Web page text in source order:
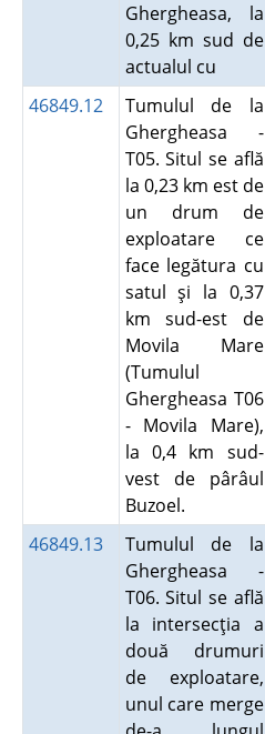
Ghergheasa, la
0,25 km sud de
actualul cu
46849.12
Tumulul de la
Ghergheasa -
T05. Situl se află
la 0,23 km est de
un drum de
exploatare ce
face legătura cu
satul şi la 0,37
km sud-est de
Movila Mare
(Tumulul
Ghergheasa T06
- Movila Mare),
la 0,4 km sud-
vest de pârâul
Buzoel.
46849.13
Tumulul de la
Ghergheasa -
T06. Situl se află
la intersecţia a
două drumuri
de exploatare,
unul care merge